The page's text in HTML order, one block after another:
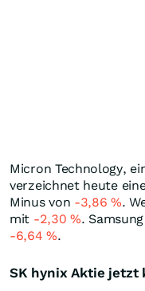
Micron Technology,
verzeichnet heute
Minus von -3,86%.
mit -2,30%.
-6,64%.
SK hynix Aktie jetzt